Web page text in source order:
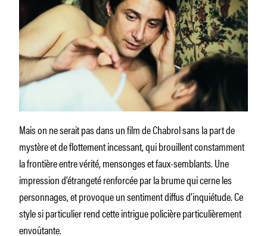
Mais on ne serait pas dans un film de Chabrol sans la part de
mystère et de flottement incessant, qui brouillent constamment
la frontière entre vérité, mensonges et faux-semblants. Une
impression d’étrangeté renforcée par la brume qui cerne les
personnages, et provoque un sentiment diffus d’inquiétude. Ce
style si particulier rend cette intrigue policière particulièrement
envoûtante.